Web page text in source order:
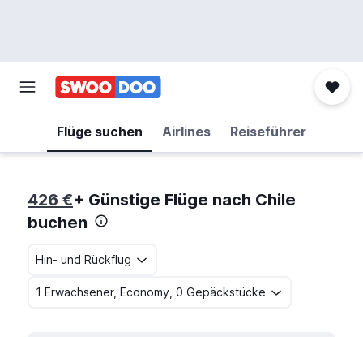
Flüge suchen Airlines Reiseführer
426 €+ Günstige Flüge nach Chile
buchen
Hin- und Rückflug
1 Erwachsener, Economy, 0 Gepäckstücke